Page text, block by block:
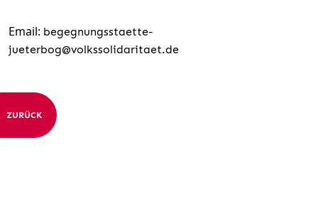
Email: begegnungsstaette-
jueterbog@volkssolidaritaet.de
ZURÜCK